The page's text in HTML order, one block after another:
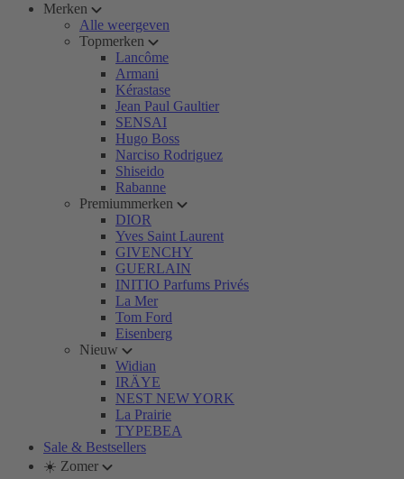
Merken
Alle weergeven
Topmerken
Lancôme
Armani
Kérastase
Jean Paul Gaultier
SENSAI
Hugo Boss
Narciso Rodriguez
Shiseido
Rabanne
Premiummerken
DIOR
Yves Saint Laurent
GIVENCHY
GUERLAIN
INITIO Parfums Privés
La Mer
Tom Ford
Eisenberg
Nieuw
Widian
IRÄYE
NEST NEW YORK
La Prairie
TYPEBEA
Sale & Bestsellers
☀️ Zomer